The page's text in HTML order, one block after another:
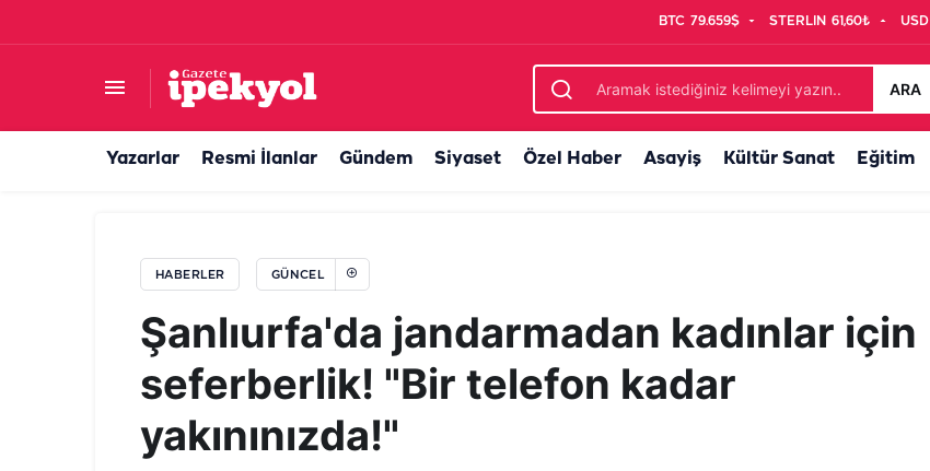
BTC 79.659$ STERLIN 61,60₺ USD
ARA
Yazarlar Resmi İlanlar Gündem Siyaset Özel Haber Asayiş Kültür Sanat Eğitim
HABERLER GÜNCEL
Şanlıurfa'da jandarmadan kadınlar için
seferberlik! "Bir telefon kadar
yakınınızda!"
Şanlıurfa çiftçisini rahatlatan gelişme! Sabit fiyat uygulamasıyla tek çatı altında birleştirilecek